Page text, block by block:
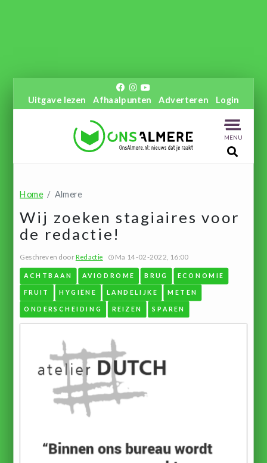
Uitgave lezen Afhaalpunten Adverteren Login
MENU
Home Almere
Wij zoeken stagiaires voor
de redactie!
Geschreven doorRedactie Ma 14-02-2022, 16:00
ACHTBAAN AVIODROME BRUG ECONOMIE
FRUIT HYGIËNE LANDELIJKE METEN
ONDERSCHEIDING REIZEN SPAREN